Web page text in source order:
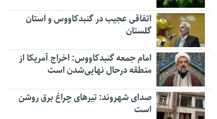
اتفاقی عجیب در‌ گنبدکاووس و استان
گلستان
امام جمعه گنبدکاووس: اخراج آمریکا از
منطقه درحال نهایی‌شدن است
صدای شهروند: تیرهای چراغ برق روشن
است